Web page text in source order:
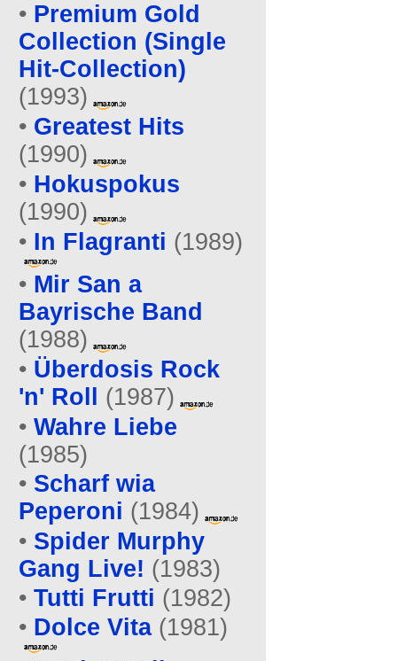
• Premium Gold
Collection (Single
Hit-Collection)
(1993)
• Greatest Hits
(1990)
• Hokuspokus
(1990)
• In Flagranti (1989)
• Mir San a
Bayrische Band
(1988)
• Überdosis Rock
'n' Roll
(1987)
• Wahre Liebe
(1985)
• Scharf wia
Peperoni (1984)
• Spider Murphy
Gang Live! (1983)
• Tutti Frutti (1982)
• Dolce Vita(1981)